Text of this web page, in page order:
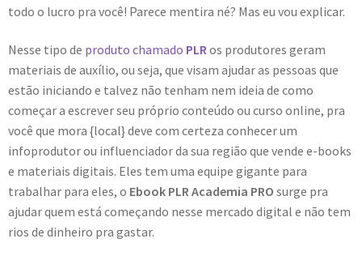
todo o lucro pra você! Parece mentira né? Mas eu vou explicar.
Nesse tipo de produto chamado PLRos produtores geram
materiais de auxílio, ou seja, que visam ajudar as pessoas que
estão iniciando e talvez não tenham nem ideia de como
começar a escrever seu próprio conteúdo ou curso online, pra
você que mora {local} deve com certeza conhecer um
infoprodutor ou influenciador da sua região que vende e-books
e materiais digitais. Eles tem uma equipe gigante para
trabalhar para eles, o Ebook PLR Academia PRO surge pra
ajudar quem está começando nesse mercado digital e não tem
rios de dinheiro pra gastar.